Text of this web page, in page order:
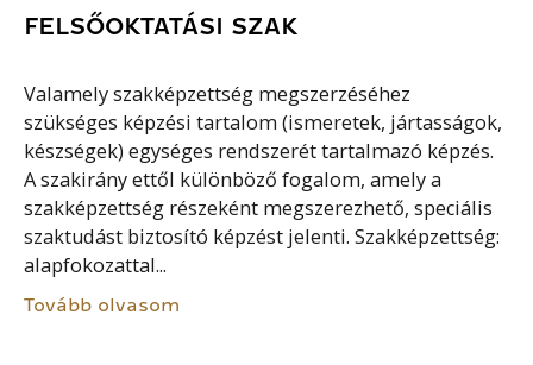
FELSŐOKTATÁSI SZAK
Valamely szakképzettség megszerzéséhez
szükséges képzési tartalom (ismeretek, jártasságok,
készségek) egységes rendszerét tartalmazó képzés.
A szakirány ettől különböző fogalom, amely a
szakképzettség részeként megszerezhető, speciális
szaktudást biztosító képzést jelenti. Szakképzettség:
alapfokozattal...
Tovább olvasom